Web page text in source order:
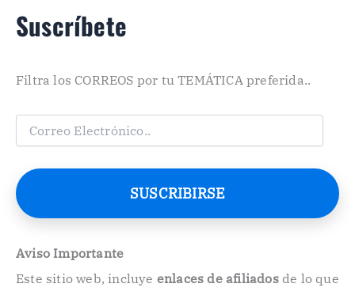
Suscríbete
Filtra los CORREOS por tu TEMÁTICA preferida..
e
o
e
t
SUSCRIBIRSE
Aviso Importante
Este sitio web, incluye enlaces de afiliadosde lo que